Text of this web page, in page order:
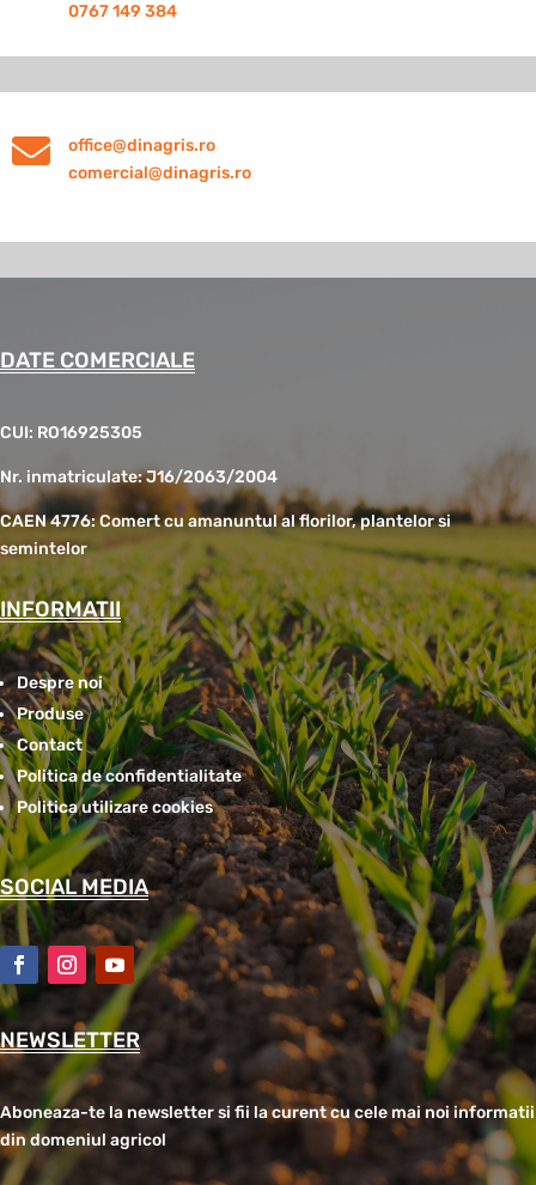
0767 149 384

office@dinagris.ro
comercial@dinagris.ro
DATE COMERCIALE
CUI: RO16925305
Nr. inmatriculate: J16/2063/2004
CAEN 4776: Comert cu amanuntul al florilor, plantelor si
semintelor
INFORMATII
Despre noi
Produse
Contact
Politica de confidentialitate
Politica utilizare cookies
SOCIAL MEDIA
NEWSLETTER
Aboneaza-te la newsletter si fii la curent cu cele mai noi informatii
din domeniul agricol